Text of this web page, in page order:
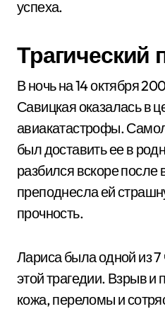
успеха.
Трагический
В ночь на 14 октября
Савицкая оказалась в
авиакатастрофы.
был доставить ее в
разбился вскоре после
преподнесла ей
прочность.
Лариса была одной из
этой трагедии. Взрыв
кожа, переломы и